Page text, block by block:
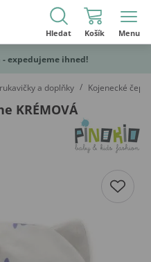
Hledat Košík Menu
- expedujeme ihned!
a doplňky / Kojenecké
KRÉMOVÁ